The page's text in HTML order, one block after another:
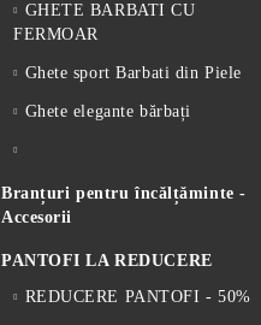
GHETE BARBATI CU
FERMOAR
Ghete sport Barbati din Piele
Ghete elegante bărbați
Branțuri pentru încălțăminte -
Accesorii
PANTOFI LA REDUCERE
REDUCERE PANTOFI - 50%